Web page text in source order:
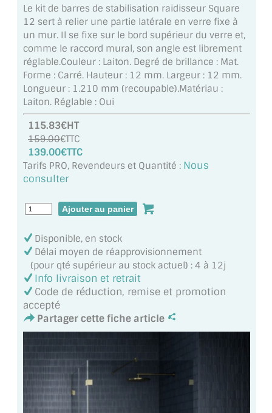
MIROIR VIEILLI
MIROIR DÉCORATIF DE COULEUR
LOTS DE MIROIRS EN MOZAÏQUE
MIROIR POUR PORTE
MIROIR DE SALLE DE BAIN
MIROIR PAROI DE DOUCHE
MIROIR POUR SALLE DE SPORT
MIROIR ENCADRÉ
MIROIR TV
VERRE SUR MESURE
VERRE EXTRACLAIR
VERRE TREMPÉ (SÉCURIT)
PAROI DE DOUCHE
VERRE FEUILLETÉ
VERRE ANTI-REFLET
Le kit de barres de stabilisation raidisseur Square
12 sert à relier une partie latérale en verre fixe à
un mur. Il se fixe sur le bord supérieur du verre et,
comme le raccord mural, son angle est librement
réglable.Couleur : Laiton. Degré de brillance : Mat.
Forme : Carré. Hauteur : 12 mm. Largeur : 12 mm.
Longueur : 1.210 mm (recoupable).Matériau :
Laiton. Réglable : Oui
115.83€HT
159.00€TTC
139.00€TTC
Tarifs PRO, Revendeurs et Quantité : Nous
consulter
Disponible, en stock
Délai moyen de réapprovisionnement
(pour qté supérieur au stock actuel) : 4 à 12j
Info livraison et retrait
Code de réduction, remise et promotion
accepté
Partager cette fiche article